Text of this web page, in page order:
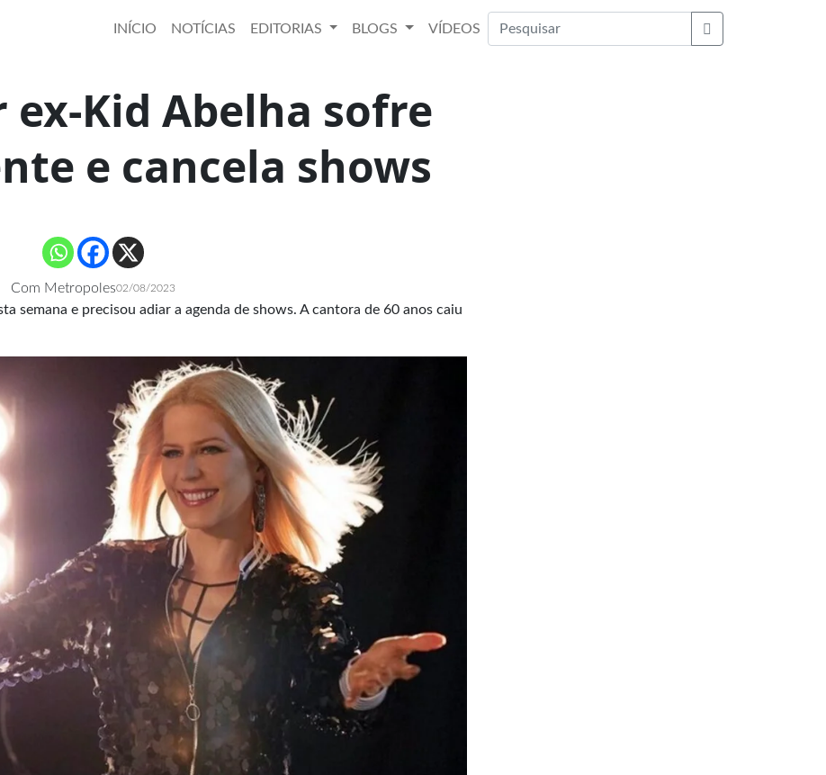
INÍCIO NOTÍCIAS EDITORIAS BLOGS
VÍDEOS
Buscar
ex-Kid Abelha sofre
e cancela shows
Com Metropoles02/08/2023
semana e precisou adiar a agenda de shows. A cantora de 60 anos caiu